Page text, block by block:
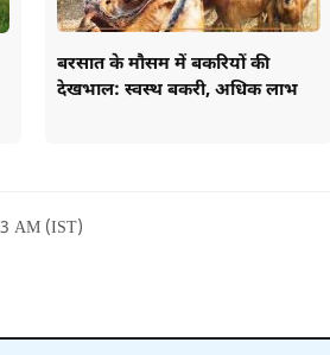
बरसात के मौसम में बकरियों की
देखभाल: स्वस्थ बकरी, अधिक लाभ
AM (IST)